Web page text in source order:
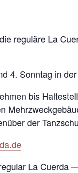
reguläre La
4. Sonntag in der
bis
der
La Cuerda